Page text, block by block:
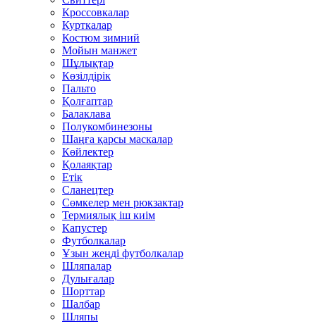
Кроссовкалар
Курткалар
Костюм зимний
Мойын манжет
Шұлықтар
Көзілдірік
Пальто
Қолғаптар
Балаклава
Полукомбинезоны
Шаңға қарсы маскалар
Көйлектер
Қолаяқтар
Етік
Сланецтер
Сөмкелер мен рюкзактар
Термиялық іш киім
Капустер
Футболкалар
Ұзын жеңді футболкалар
Шляпалар
Дулығалар
Шорттар
Шалбар
Шляпы